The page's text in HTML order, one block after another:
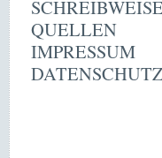
QUELLEN
IMPRESSUM
DATENSCHUTZ